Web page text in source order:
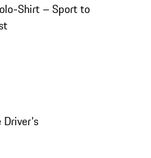
Shirt – Sport to
Driver's